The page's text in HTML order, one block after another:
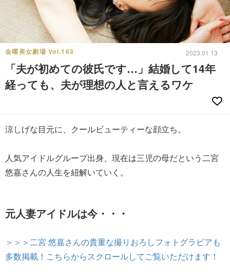
金曜美女劇場 Vol.163 2023.01.13
「夫が初めての彼氏です…」結婚して14年
経っても、夫が理想の人と言えるワケ
涼しげな目元に、クールビューティーな顔立ち。
人気アイドルグループ出身、現在は三児の母だという二宮
悠嘉さんの人生を紐解いていく。
元人妻アイドルは今・・・
＞＞＞二宮 悠嘉さんの貴重な撮りおろしフォトグラビアも
多数掲載！こちらからスクロールしてご覧いただけます！